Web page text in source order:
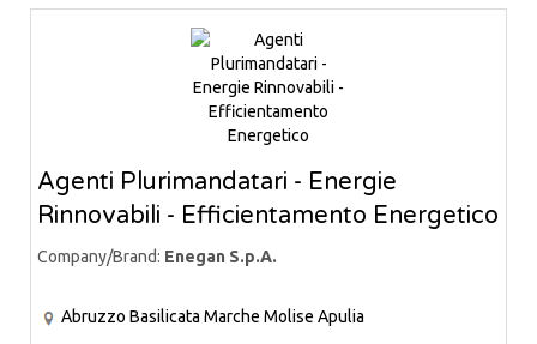
Agenti Plurimandatari - Energie
Rinnovabili - Efficientamento Energetico
Company/Brand: Enegan S.p.A.
Abruzzo Basilicata Marche Molise Apulia